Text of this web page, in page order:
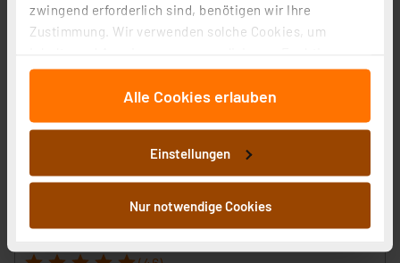
zwingend erforderlich sind, benötigen wir Ihre
Zustimmung. Wir verwenden solche Cookies, um
für soziale Medien anbieten zu können und die Zugriffe
auf unsere Website zu analysieren. Außerdem geben
wir Informationen zu Ihrer Verwendung unserer Website
an unsere Partner für soziale Medien, Werbung und
Analysen weiter. Unsere Partner führen diese
Informationen möglicherweise mit weiteren Daten
zusammen, die Sie ihnen bereitgestellt haben oder die
sie im Rahmen Ihrer Nutzung der Dienste gesammelt
Alle Cookies erlauben
Einstellungen
Nur notwendige Cookies
Homematic IP Smart Home Schaltsteckdose, HmIP-PS-
Artikel-Nr. 157338